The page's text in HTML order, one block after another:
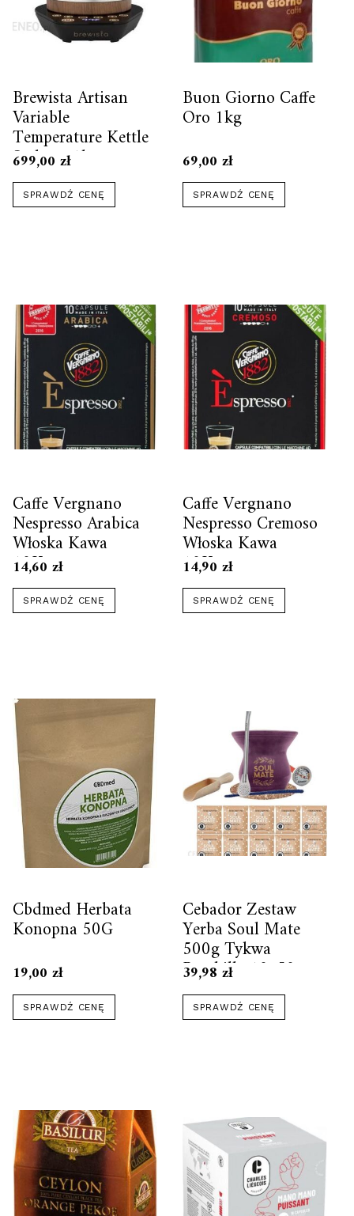
Brewista Artisan
Variable
Temperature Kettle
Srebrny 1l
(BA10VKVDESS)
699,00 zł
SPRAWDŹ CENĘ
Buon Giorno Caffe
Oro 1kg
69,00zł
SPRAWDŹ CENĘ
Caffe Vergnano
Nespresso Arabica
Włoska Kawa
10Kaps.
14,60 zł
SPRAWDŹ CENĘ
Caffe Vergnano
Nespresso Cremoso
Włoska Kawa
10Kaps.
14,90zł
SPRAWDŹ CENĘ
Cbdmed Herbata
Konopna 50G
19,00 zł
SPRAWDŹ CENĘ
Cebador Zestaw
Yerba Soul Mate
500g Tykwa
Bombilla 10x50g
(9172)
39,98zł
SPRAWDŹ CENĘ